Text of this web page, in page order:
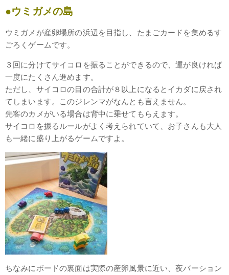
●ウミガメの島
ウミガメが産卵場所の浜辺を目指し、たまごカードを集めるす
ごろくゲームです。
３回に分けてサイコロを振ることができるので、運が良ければ
一度にたくさん進めます。
ただし、サイコロの目の合計が８以上になるとイカダに戻され
てしまいます。このジレンマがなんとも言えません。
先客のカメがいる場合は背中に乗せてもらえます。
サイコロを振るルールがよく考えられていて、お子さんも大人
も一緒に盛り上がるゲームですよ。
ちなみにボードの裏面は実際の産卵風景に近い、夜バーション